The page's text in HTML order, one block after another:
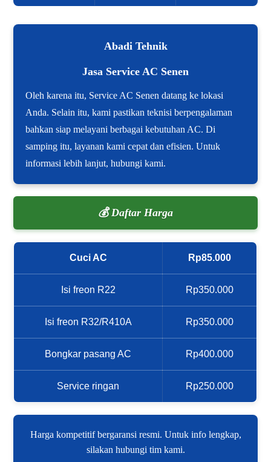
Abadi Tehnik
Jasa Service AC Senen
Oleh karena itu, Service AC Senen datang ke lokasi
Anda. Selain itu, kami pastikan teknisi berpengalaman
bahkan siap melayani berbagai kebutuhan AC. Di
samping itu, layanan kami cepat dan efisien. Untuk
informasi lebih lanjut, hubungi kami.
💰 Daftar Harga
Cuci AC Rp85.000
Isi freon R22 Rp350.000
Isi freon R32/R410A Rp350.000
Bongkar pasang AC Rp400.000
Service ringan Rp250.000
Harga kompetitif bergaransi resmi. Untuk info lengkap,
silakan hubungi tim kami.